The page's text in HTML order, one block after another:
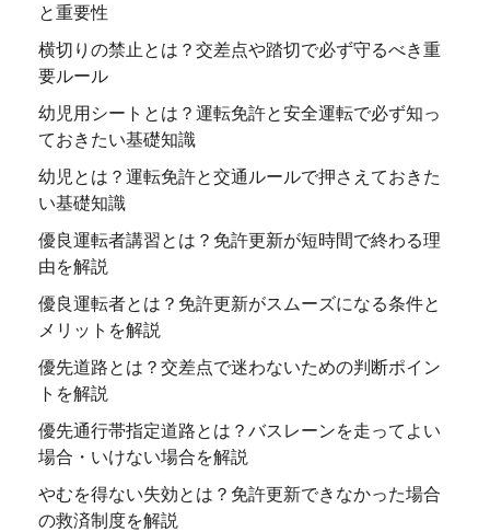
と重要性
横切りの禁止とは？交差点や踏切で必ず守るべき重
要ルール
幼児用シートとは？運転免許と安全運転で必ず知っ
ておきたい基礎知識
幼児とは？運転免許と交通ルールで押さえておきた
い基礎知識
優良運転者講習とは？免許更新が短時間で終わる理
由を解説
優良運転者とは？免許更新がスムーズになる条件と
メリットを解説
優先道路とは？交差点で迷わないための判断ポイン
トを解説
優先通行帯指定道路とは？バスレーンを走ってよい
場合・いけない場合を解説
やむを得ない失効とは？免許更新できなかった場合
の救済制度を解説